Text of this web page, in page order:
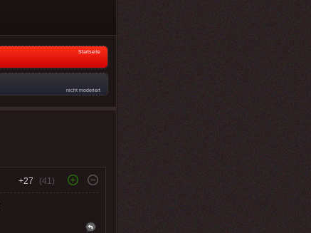
Startseite
nicht moderiert
+27 (41)